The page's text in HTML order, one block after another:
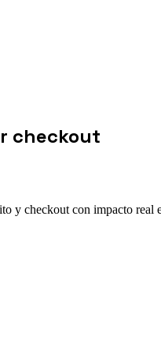
checkout
y checkout con impacto real